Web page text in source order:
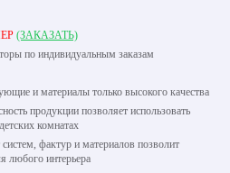
(ЗАКАЗАТЬ)
по индивидуальным заказам
и материалы только высокого качества
продукции позволяет использовать
комнатах
фактур и материалов позволит
любого интерьера